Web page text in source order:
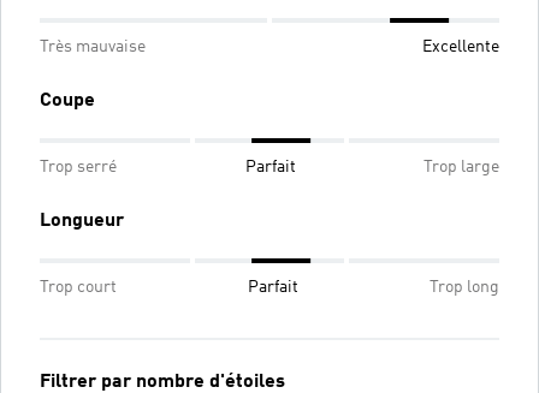
Très mauvaise Excellente
Coupe
Trop serré Parfait Trop large
Longueur
Trop court Parfait Trop long
Filtrer par nombre d'étoiles